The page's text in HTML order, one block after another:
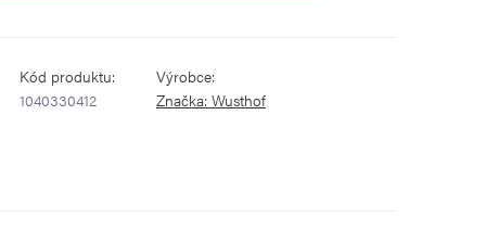
Kód produktu:
1040330412
Výrobce:
Značka: Wusthof